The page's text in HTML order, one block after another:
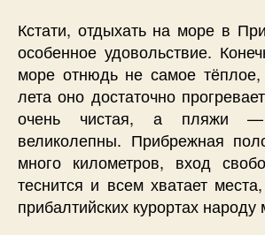
Кстати, отдыхать на море в
особенное удовольствие.
море отнюдь не самое
лета оно достаточно
очень чистая, а пляжи
великолепны. Прибрежная
много километров, вход
теснится и всем хватает
прибалтийских курортах народу